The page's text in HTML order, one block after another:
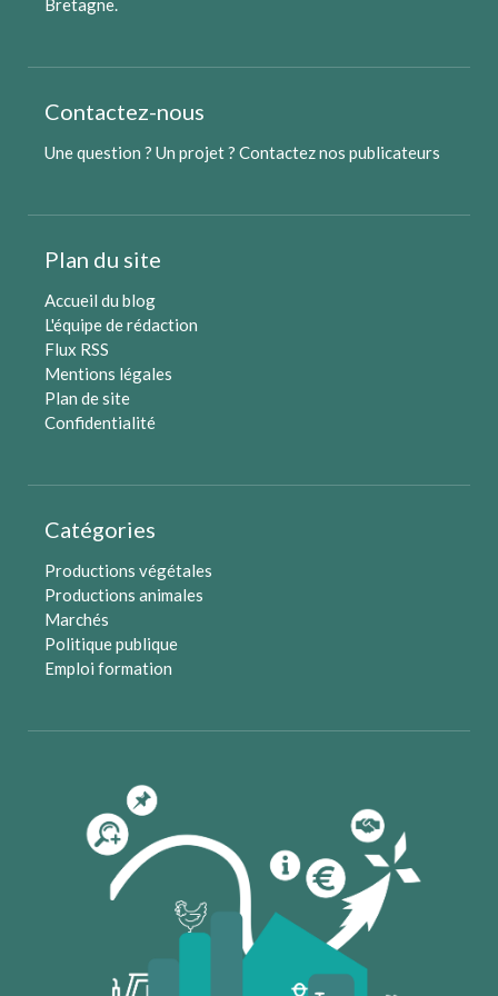
Bretagne.
Contactez-nous
Une question ? Un projet ? Contactez nos publicateurs
Plan du site
Accueil du blog
L'équipe de rédaction
Flux RSS
Mentions légales
Plan de site
Confidentialité
Catégories
Productions végétales
Productions animales
Marchés
Politique publique
Emploi formation